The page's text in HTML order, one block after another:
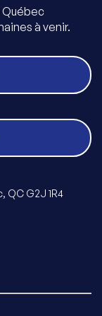
Québec
à venir.
QC G2J 1R4